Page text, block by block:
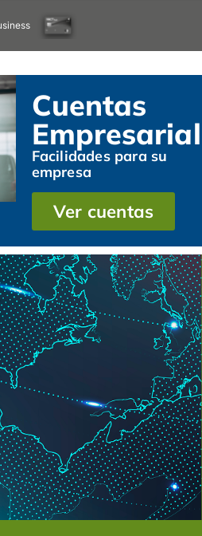
Cuentas
Facilidades para su
empresa
Ver cuentas